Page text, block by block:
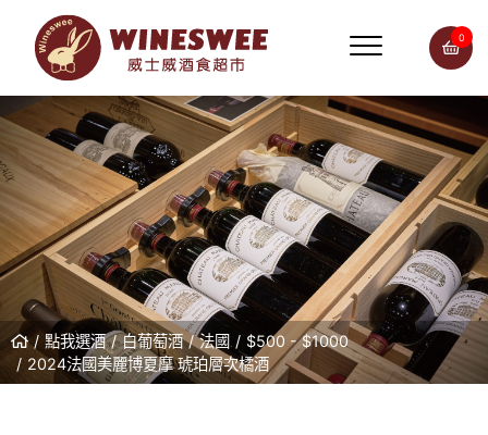
0
點我選酒 白葡萄酒 法國
$500 - $1000
2024法國美麗博夏摩 琥珀層次橘酒